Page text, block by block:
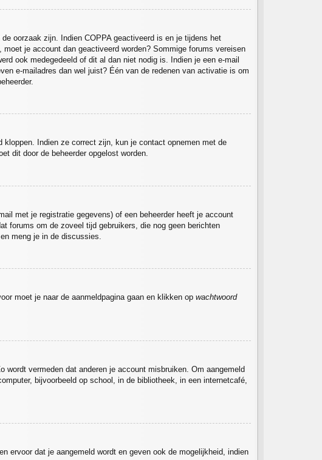
oorzaak zijn. Indien COPPA geactiveerd is en je tijdens het
je account dan geactiveerd worden? Sommige forums vereisen
ook medegedeeld of dit al dan niet nodig is. Indien je een e-mail
e-mailadres dan wel juist? Één van de redenen van activatie is om
kloppen. Indien ze correct zijn, kun je contact opnemen met de
dit door de beheerder opgelost worden.
met je registratie gegevens) of een beheerder heeft je account
forums om de zoveel tijd gebruikers, die nog geen berichten
meng je in de discussies.
moet je naar de aanmeldpagina gaan en klikken op wachtwoord
vermeden dat anderen je account misbruiken. Om aangemeld
bijvoorbeeld op school, in de bibliotheek, in een internetcafé,
ervoor dat je aangemeld wordt en geven ook de mogelijkheid, indien